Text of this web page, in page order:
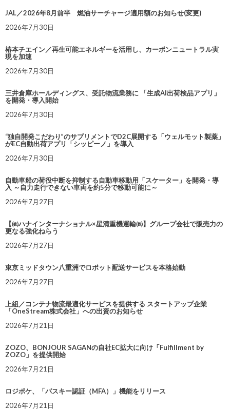
JAL／2026年8月前半 燃油サーチャージ適用額のお知らせ(変更)
2026年7月30日
椿本チエイン／再生可能エネルギーを活用し、カーボンニュートラル実
現を加速
2026年7月30日
三井倉庫ホールディングス、受託物流業務に 「生成AI出荷検品アプリ」
を開発・導入開始
2026年7月30日
“独自開発こだわり”のサプリメントでD2C展開する「ウェルモット製薬」
がEC自動出荷アプリ「シッピーノ」を導入
2026年7月30日
自動車船の荷役中断を抑制する自動車移動用「スケーター」を開発・導
入 ～自力走行できない車両を約5分で移動可能に～
2026年7月27日
【㈱ハナインターナショナル×星清重機運輸㈱】グループ会社で販売力の
更なる強化ねらう
2026年7月27日
東京ミッドタウン八重洲でロボット配送サービスを本格始動
2026年7月27日
上組／コンテナ物流最適化サービスを提供する スタートアップ企業
「OneStream株式会社」への出資のお知らせ
2026年7月21日
ZOZO、BONJOUR SAGANの自社EC拡大に向け「Fulfillment by
ZOZO」を提供開始
2026年7月21日
ロジポケ、「パスキー認証（MFA）」機能をリリース
2026年7月21日